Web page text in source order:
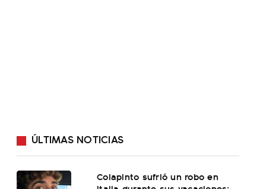
ÚLTIMAS NOTICIAS
Colapinto sufrió un robo en